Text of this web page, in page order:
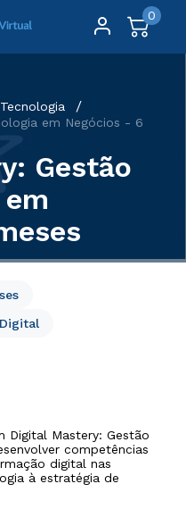
0
em Negócios - 6
Gestão
Digital Mastery: Gestão
competências
digital nas
à estratégia de